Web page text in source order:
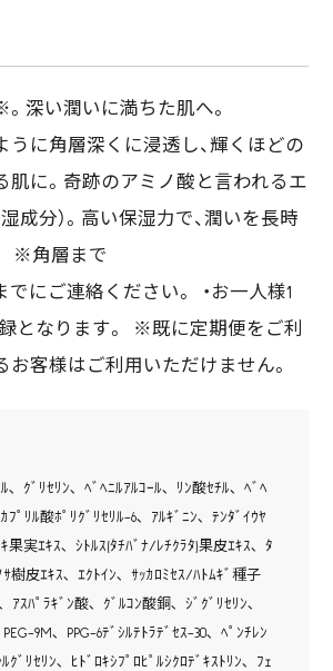
深い潤いに満ちた肌へ。
うに角層深くに浸透し、輝くほどの
肌に。奇跡のアミノ酸と言われるエ
成分）。高い保湿力で、潤いを長時
※角層まで
でにご連絡ください。 ・お一人様1
となります。 ※既に定期便をご利
お客様はご利用いただけません。
､ ｸﾞﾘｾﾘﾝ､ ﾍﾞﾍﾆﾙｱﾙｺｰﾙ､ ﾘﾝ酸ｾﾁﾙ､ ﾍﾞﾍ
ﾌﾟﾘﾙ酸ﾎﾟﾘｸﾞﾘｾﾘﾙ-6､ ｱﾙｷﾞﾆﾝ､ ﾃﾝﾀﾞｲｳﾔ
果実ｴｷｽ､ ｼﾄﾙｽ(ﾀﾁﾊﾞﾅ/ﾚﾁｸﾗﾀ)果皮ｴｷｽ､ ﾀ
ｻ樹皮ｴｷｽ､ ｴｸﾄｲﾝ､ ｻｯｶﾛﾐｾｽ/ﾊﾄﾑｷﾞ種子
ｱｽﾊﾟﾗｷﾞﾝ酸､ ｸﾞﾙｺﾝ酸銅､ ｼﾞｸﾞﾘｾﾘﾝ､
9M､ PPG-6ﾃﾞｼﾙﾃﾄﾗﾃﾞｾｽ-30､ ﾍﾟﾝﾁﾚﾝ
ｸﾞﾘｾﾘﾝ､ ﾋﾄﾞﾛｷｼﾌﾟﾛﾋﾟﾙｼｸﾛﾃﾞｷｽﾄﾘﾝ､ ﾌｪ